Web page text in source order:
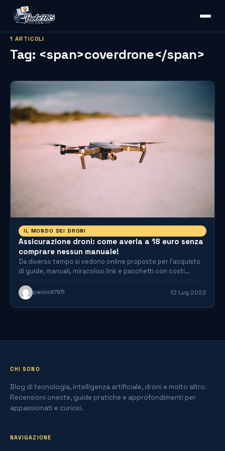
1 ARTICOLI
Tag: <span>coverdrone</span>
IL MONDO DEI DRONI
Assicurazione droni: come averla a 18 euro senza
comprare nessun manuale!
Da diverso tempo si vedono online proposte per l'acquisto
di guide, manuali, miracolosi link e pacchetti con costi…
paolo9785 12 Lug 2022
CHI SONO
Blog di tecnologia, intelligenza artificiale, droni e molto altro.
Recensioni oneste, guide pratiche e approfondimenti per
appassionati e curiosi.
NAVIGAZIONE